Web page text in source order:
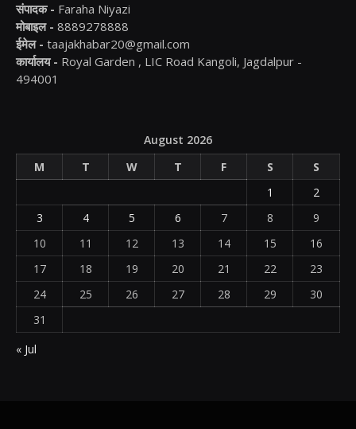
संपादक - Faraha Niyazi
मोबाइल - 8889278888
ईमेल - taajakhabar20@gmail.com
कार्यालय - Royal Garden , LIC Road Kangoli, Jagdalpur -
494001
August 2026
M
T W T F S
S
1
2
3
4 5 6 7 8
9
10
11 12 13 14 15
16
17
18 19 20 21 22
23
24
25 26 27 28 29
30
31
« Jul